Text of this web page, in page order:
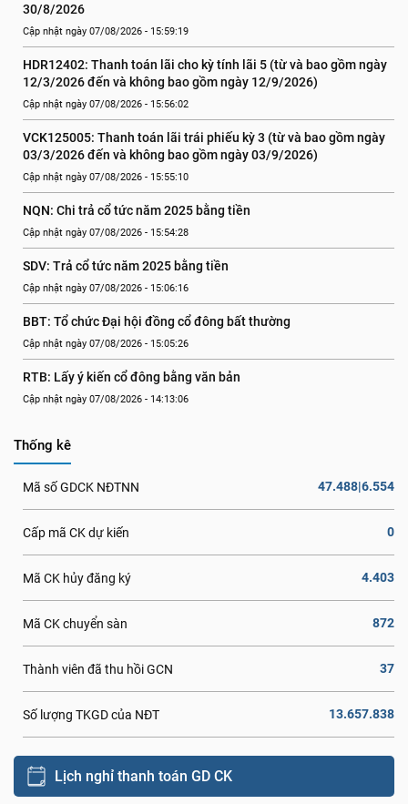
30/8/2026
Cập nhật ngày 07/08/2026 - 15:59:19
HDR12402: Thanh toán lãi cho kỳ tính lãi 5 (từ và bao gồm ngày
12/3/2026 đến và không bao gồm ngày 12/9/2026)
Cập nhật ngày 07/08/2026 - 15:56:02
VCK125005: Thanh toán lãi trái phiếu kỳ 3 (từ và bao gồm ngày
03/3/2026 đến và không bao gồm ngày 03/9/2026)
Cập nhật ngày 07/08/2026 - 15:55:10
NQN: Chi trả cổ tức năm 2025 bằng tiền
Cập nhật ngày 07/08/2026 - 15:54:28
SDV: Trả cổ tức năm 2025 bằng tiền
Cập nhật ngày 07/08/2026 - 15:06:16
BBT: Tổ chức Đại hội đồng cổ đông bất thường
Cập nhật ngày 07/08/2026 - 15:05:26
RTB: Lấy ý kiến cổ đông bằng văn bản
Cập nhật ngày 07/08/2026 - 14:13:06
Thống kê
Mã số GDCK NĐTNN 47.488|6.554
Cấp mã CK dự kiến 0
Mã CK hủy đăng ký 4.403
Mã CK chuyển sàn 872
Thành viên đã thu hồi GCN 37
Số lượng TKGD của NĐT 13.657.838
Lịch nghỉ thanh toán GD CK